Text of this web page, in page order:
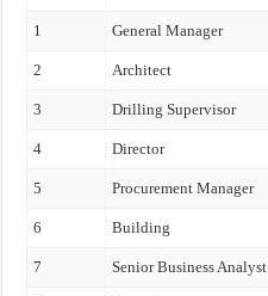
1 General Manager
2 Architect
3 Drilling Supervisor
4 Director
5 Procurement Manager
6 Building
7 Senior Business Analyst